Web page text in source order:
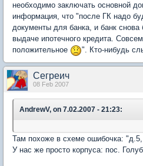
необходимо заключать основной
информация, что "после ГК надо
документы для банка, и банк
выдаче ипотечного кредита.
положительное
". Кто-нибудь
Сегреич
08 Feb 2007
AndrewV, on 7.02.2007 - 21:23:
Там похоже в схеме ошибочка:
У нас же просто корпуса: пос.